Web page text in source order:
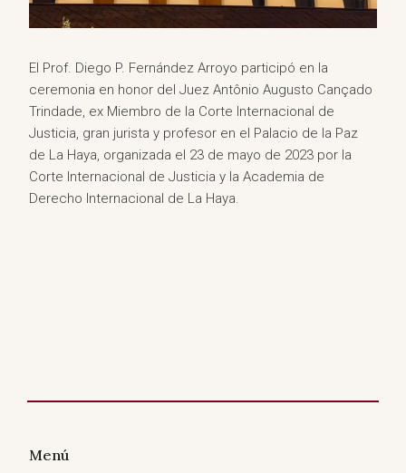
El Prof. Diego P. Fernández Arroyo participó en la
ceremonia en honor del Juez Antônio Augusto Cançado
Trindade, ex Miembro de la Corte Internacional de
Justicia, gran jurista y profesor en el Palacio de la Paz
de La Haya, organizada el 23 de mayo de 2023 por la
Corte Internacional de Justicia y la Academia de
Derecho Internacional de La Haya.
Menú